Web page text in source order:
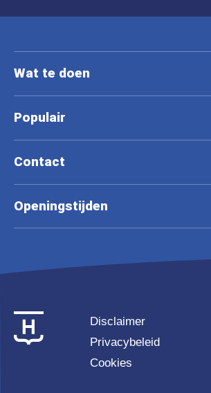
Wat te doen
Populair
Contact
Openingstijden
Disclaimer
Privacybeleid
Cookies